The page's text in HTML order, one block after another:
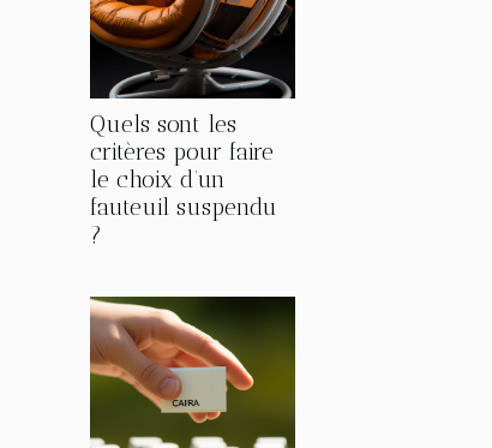
Quels sont les
critères pour faire
le choix d’un
fauteuil suspendu
?